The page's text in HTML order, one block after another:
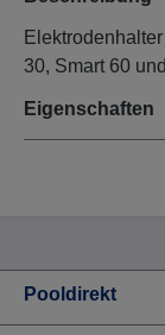
30, Smart 60
Eigenschaften
Pooldirekt